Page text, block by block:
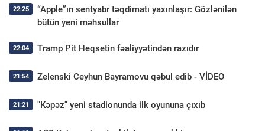
22:25
“Apple”ın sentyabr təqdimatı yaxınlaşır: Gözlənilən
bütün yeni məhsullar
22:04 Tramp Pit Heqsetin fəaliyyətindən razıdır
21:54 Zelenski Ceyhun Bayramovu qəbul edib - VİDEO
21:21 "Kəpəz" yeni stadionunda ilk oyununa çıxıb